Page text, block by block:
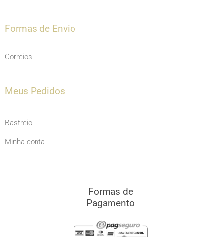
Formas de Envio
Correios
Meus Pedidos
Rastreio
Minha conta
Formas de
Pagamento